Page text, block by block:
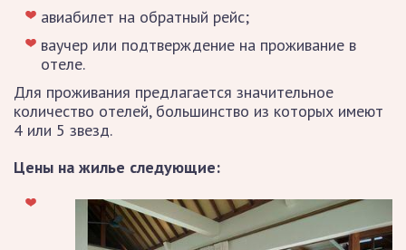
авиабилет на обратный рейс;
ваучер или подтверждение на проживание в
отеле.
Для проживания предлагается значительное
количество отелей, большинство из которых имеют
4 или 5 звезд.
Цены на жилье следующие: